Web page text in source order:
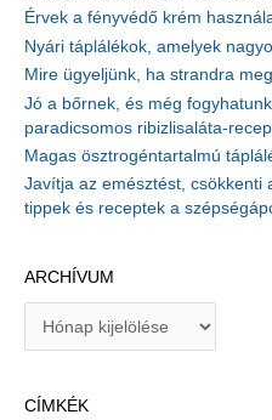
Érvek a fényvédő krém
Nyári táplálékok, amelyek
Mire ügyeljünk, ha strandra
Jó a bőrnek, és még
paradicsomos ribizlisaláta-
Magas ösztrogéntartalmú
Javítja az emésztést, csökkenti
tippek és receptek a
ARCHÍVUM
íCÍMKÉK